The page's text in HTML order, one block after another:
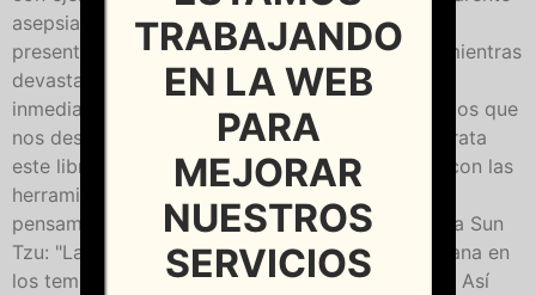
asepsia y sensatez de una nueva realidad que se
presenta como pensamiento único y razonable mientras
devasta cuanto toca requiere una intervención
inmediata. Cuestión de supervivencia ante cambios que
nos desbordan. Y, visto este panorama, de eso trata
este libro: comprender y replantearse el mundo con las
herramientas de que disponemos: la cultura y el
pensamiento; como bien señala el autor citando a Sun
Tzu: "La guerra es una contienda moral que se gana en
los templos antes que en los campos de batalla". Así
TRABAJANDO
EN LA WEB
PARA
MEJORAR
NUESTROS
SERVICIOS